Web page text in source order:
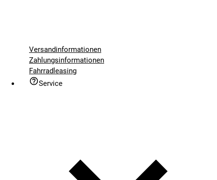
Versandinformationen
Zahlungsinformationen
Fahrradleasing
Service